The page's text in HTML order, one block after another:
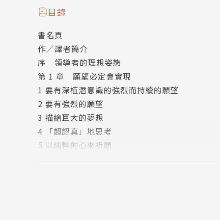
何人的努力」，則諸事皆能成功。
作者簡介
稻盛和夫 Inamori Kazuo
繼松下幸之助被譽為日本「經營之神」，稻盛和
家名列世界五百強的大企業，而是他是在日本企
78 歲高齡出面擔任破產的日本航空的會長，力圖
西元1932 年生，鹿兒島大學工學部畢業；1959
任名譽董事長。1984 年設立第二電電（KDDI）
1984 年設立稻盛財團（即基金會），同時設立
塾」，親自擔綱講座教授，盡心盡力為國家訓練
目錄
書名頁
作／譯者簡介
序 領導者的理想姿態
第 1 章 願望必定會實現
1 要有深植潛意識的強烈而持續的願望
2 要有強烈的願望
3 描繪巨大的夢想
4 「超認真」地思考
5 以純粹的心來祈願